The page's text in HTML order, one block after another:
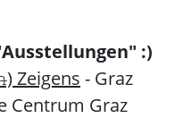
:)
Zeigens - Graz
Centrum Graz